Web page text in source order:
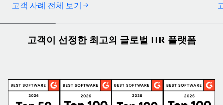
고객 사례 전체 보기
고객이 선정한 최고의 글로벌 HR 플랫폼